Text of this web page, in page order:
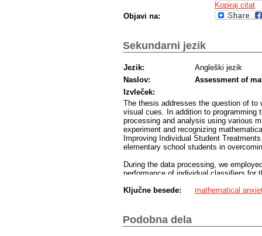
Kopiraj citat
Objavi na:
Sekundarni jezik
Jezik:
Angleški jezik
Naslov:
Assessment of
Izvleček:
The thesis addresses the question of
visual cues. In addition to programming
processing and analysis using various
experiment and recognizing
Improving Individual Student
elementary school students in
During the data processing, we
performance of individual classifiers for
sufficiently accurate to reliably identify
Ključne besede: mathematical
Podobna dela